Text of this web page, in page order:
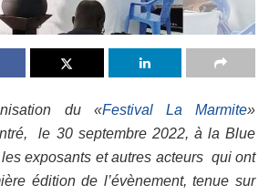
du «Festival La Marmite»
le 30 septembre 2022, à la Blue
exposants et autres acteurs qui ont
édition de l’évènement, tenue sur